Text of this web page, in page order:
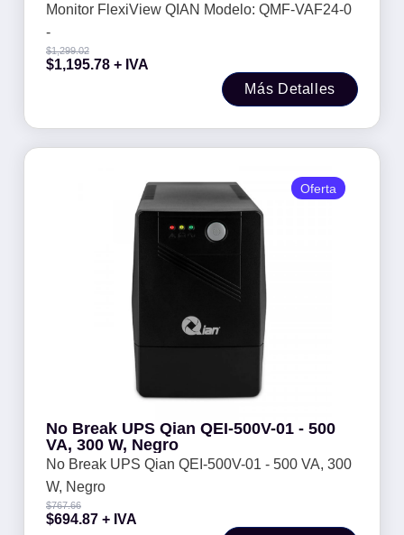
Monitor FlexiView QIAN Modelo: QMF-VAF24-0
-
$1,299.02
$1,195.78 + IVA
Más Detalles
No Break UPS Qian QEI-500V-01 - 500
VA, 300 W, Negro
No Break UPS Qian QEI-500V-01 - 500 VA, 300
W, Negro
$767.66
$694.87 + IVA
Oferta